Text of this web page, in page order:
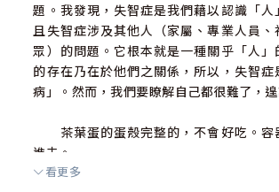
題。我發現，失智症是我們藉以認識「人
且失智症涉及其他人（家屬、專業人員、
眾）的問題。它根本就是一種關乎「人」
的存在乃在於他們之關係，所以，失智症
病」。然而，我們要瞭解自己都很難了，遑
茶葉蛋的蛋殼完整的，不會好吃。容
進去。
看更多